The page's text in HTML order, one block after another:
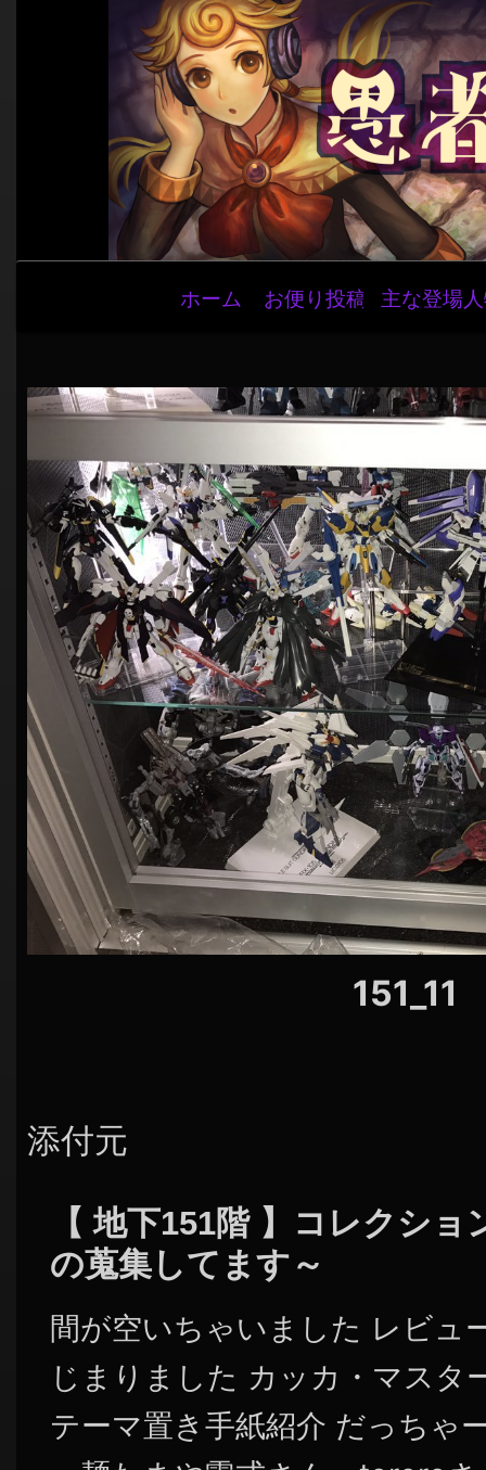
ビ
ー
シ
ョ
ン
ホーム お便り投稿 主な登場
151_11
添付元
【 地下151階 】コレクシ
の蒐集してます～
間が空いちゃいました レビュ
じまりました カッカ・マスタ
テーマ置き手紙紹介 だっち